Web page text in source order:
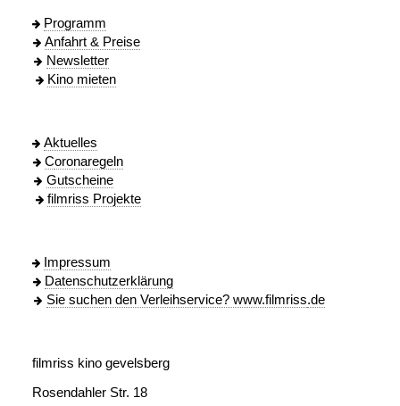
Programm
Anfahrt & Preise
Newsletter
Kino mieten
Aktuelles
Coronaregeln
Gutscheine
filmriss Projekte
Impressum
Datenschutzerklärung
Sie suchen den Verleihservice? www.filmriss.de
filmriss kino gevelsberg
Rosendahler Str. 18